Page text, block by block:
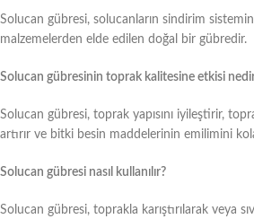
Solucan gübresi, solucanların sindirim
malzemelerden elde edilen doğal bir gübredir.
Solucan gübresinin toprak kalitesine etkisi
Solucan gübresi, toprak yapısını iyileştirir,
artırır ve bitki besin maddelerinin emilimini
Solucan gübresi nasıl kullanılır?
Solucan gübresi, toprakla karıştırılarak veya